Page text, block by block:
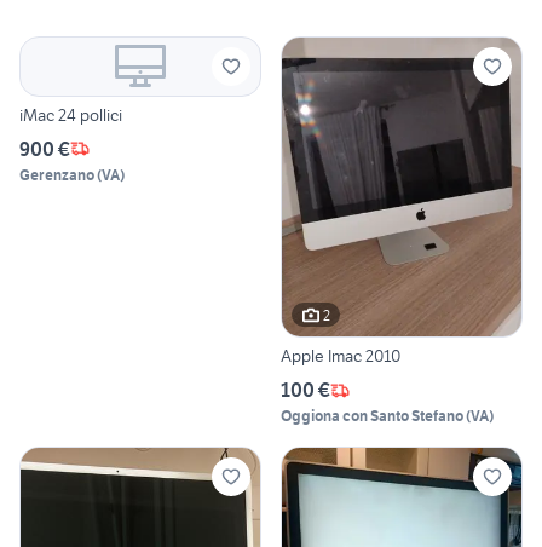
iMac 24 pollici
900 €
Gerenzano(VA)
2
Apple Imac 2010
100 €
Oggiona con Santo Stefano(VA)